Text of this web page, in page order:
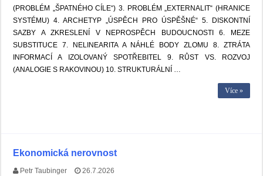
(PROBLÉM „ŠPATNÉHO CÍLE“) 3. PROBLÉM „EXTERNALIT“ (HRANICE
SYSTÉMU) 4. ARCHETYP „ÚSPĚCH PRO ÚSPĚŠNÉ“ 5. DISKONTNÍ
SAZBY A ZKRESLENÍ V NEPROSPĚCH BUDOUCNOSTI 6. MEZE
SUBSTITUCE 7. NELINEARITA A NÁHLÉ BODY ZLOMU 8. ZTRÁTA
INFORMACÍ A IZOLOVANÝ SPOTŘEBITEL 9. RŮST VS. ROZVOJ
(ANALOGIE S RAKOVINOU) 10. STRUKTURÁLNÍ …
Více »
Ekonomická nerovnost
Petr Taubinger 26.7.2026